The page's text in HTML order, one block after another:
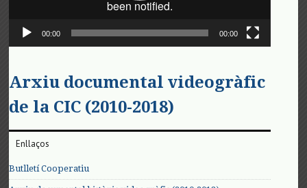
00:00 00:00
Arxiu documental videogràfic
de la CIC (2010-2018)
Enllaços
Butlletí Cooperatiu